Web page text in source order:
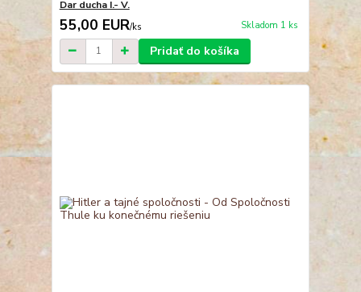
Dar ducha I.- V.
55,00 EUR/ks Skladom 1 ks
Pridať do košíka